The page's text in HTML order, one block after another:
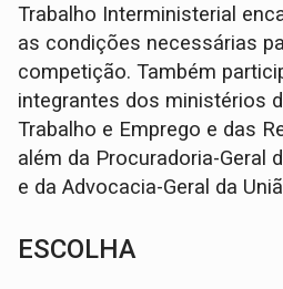
Trabalho Interministerial
as condições necessárias
competição. Também
integrantes dos ministérios
Trabalho e Emprego e das
além da Procuradoria-Geral
e da Advocacia-Geral da
ESCOLHA